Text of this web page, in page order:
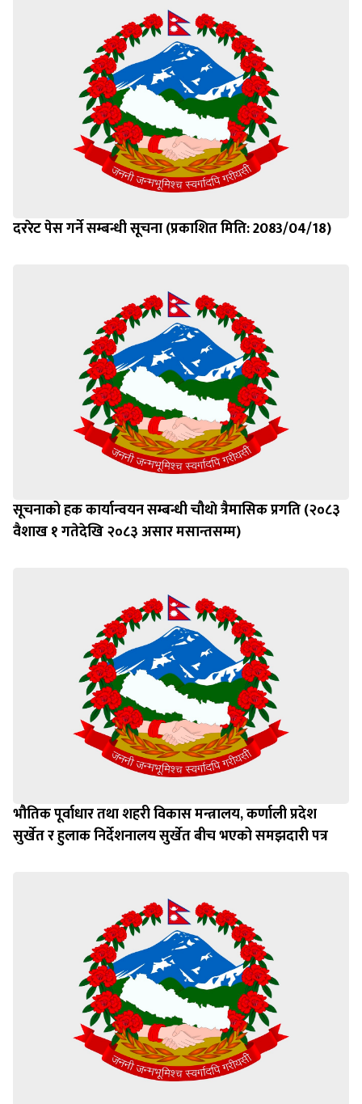
दररेट पेस गर्ने सम्बन्धी सूचना (प्रकाशित मिति: 2083/04/18)
सूचनाको हक कार्यान्वयन सम्बन्धी चौथाे त्रैमासिक प्रगति (२०८३
वैशाख १ गतेदेखि २०८३ असार मसान्तसम्म)
भौतिक पूर्वाधार तथा शहरी विकास मन्त्रालय, कर्णाली प्रदेश
सुर्खेत र हुलाक निर्देशनालय सुर्खेत बीच भएको समझदारी पत्र